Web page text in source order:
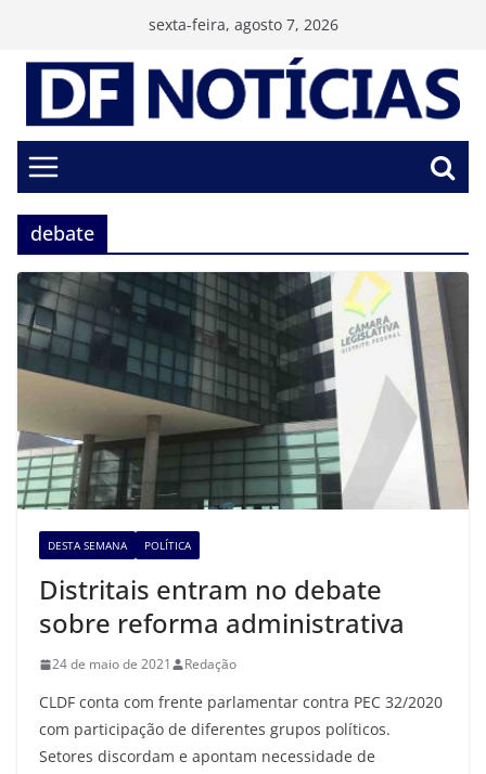
conteúdo
sexta-feira, agosto 7, 2026
debate
DESTA SEMANA POLÍTICA
Distritais entram no debate
sobre reforma administrativa
24 de maio de 2021 Redação
CLDF conta com frente parlamentar contra PEC 32/2020
com participação de diferentes grupos políticos.
Setores discordam e apontam necessidade de